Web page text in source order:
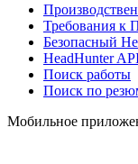
Требования к
Безопасный
HeadHunter
Поиск работы
Поиск по
Мобильное